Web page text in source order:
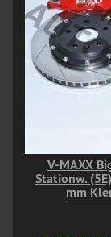
V-MAXX
Stationw.
mm